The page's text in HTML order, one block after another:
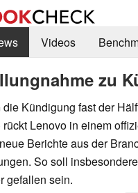
Videos
zu
Kündigung fast der
Lenovo in einem
Berichte aus der
So soll
gefallen sein.